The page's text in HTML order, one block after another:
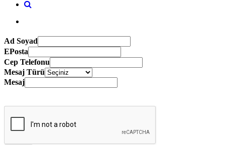
Ad Soyad
EPosta
Cep Telefonu
Mesaj Türü
Mesaj